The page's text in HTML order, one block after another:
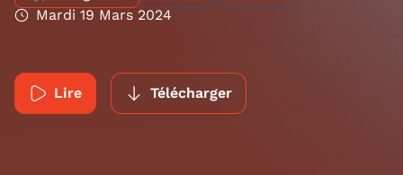
Mardi 19 Mars 2024
Lire Télécharger